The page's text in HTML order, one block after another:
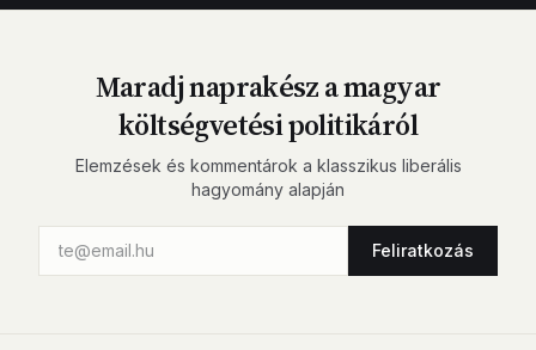
Maradj naprakész a magyar
költségvetési politikáról
Elemzések és kommentárok a klasszikus liberális
hagyomány alapján
Feliratkozás